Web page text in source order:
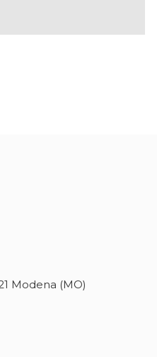
Modena (MO)